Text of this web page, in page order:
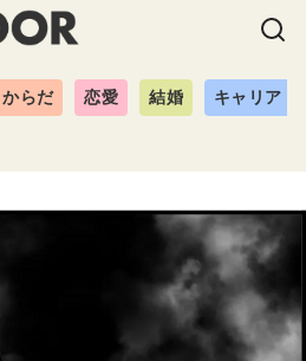
からだ 恋愛 結婚 キャリア